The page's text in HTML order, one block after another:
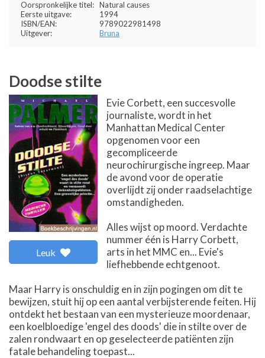
Oorspronkelijke titel: Natural causes
Eerste uitgave:
1994
ISBN/EAN:
9789022981498
Uitgever:
Bruna
Doodse stilte
Leuk
Evie Corbett, een succesvolle
journaliste, wordt in het
Manhattan Medical Center
opgenomen voor een
gecompliceerde
neurochirurgische ingreep. Maar
de avond voor de operatie
overlijdt zij onder raadselachtige
omstandigheden.
Alles wijst op moord. Verdachte
nummer één is Harry Corbett,
arts in het MMC en... Evie's
liefhebbende echtgenoot.
Maar Harry is onschuldig en in zijn pogingen om dit te
bewijzen, stuit hij op een aantal verbijsterende feiten. Hij
ontdekt het bestaan van een mysterieuze moordenaar,
een koelbloedige 'engel des doods' die in stilte over de
zalen rondwaart en op geselecteerde patiënten zijn
fatale behandeling toepast...